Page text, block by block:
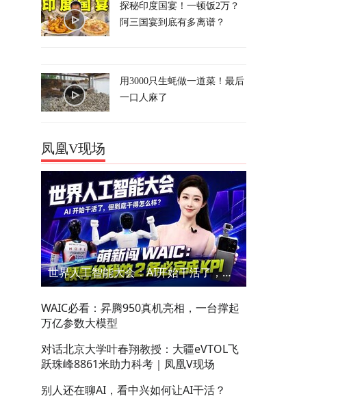
探秘印度国宴！一顿饭2万？
阿三国宴到底有多离谱？
用3000只生蚝做一道菜！最后
一口人麻了
凤凰V现场
世界人工智能大会：AI开始干活了，但到底干的怎么样？萌新闯WAIC
WAIC必看：昇腾950真机亮相，一台撑起
万亿参数大模型
对话北京大学叶春翔教授：大疆eVTOL飞
跃珠峰8861米助力科考｜凤凰V现场
别人还在聊AI，看中兴如何让AI干活？